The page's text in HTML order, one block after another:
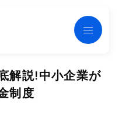
解説!中小企業が
制度